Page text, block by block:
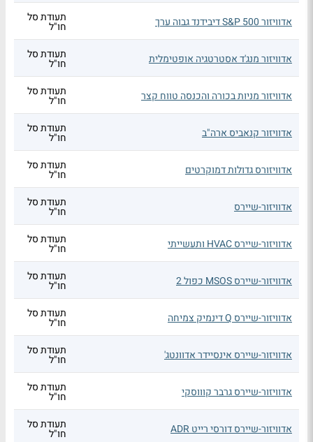
אדוויזור S&P 500 דיבידנד גבוה ערך תעודת סל
חו"ל
אדוויזור מנג'ד אסטרטגיה אופטימלית תעודת סל
חו"ל
אדוויזור מניות בכורה והכנסה טווח קצר תעודת סל
חו"ל
אדוויזור קנאביס ארה"ב תעודת סל
חו"ל
אדוויזורס גדולות דמוקרטים תעודת סל
חו"ל
אדוויזור-שיירס תעודת סל
חו"ל
אדוויזור-שיירס HVAC ותעשייתי תעודת סל
חו"ל
אדוויזור-שיירס MSOS כפול 2 תעודת סל
חו"ל
אדוויזור-שיירס Q דינמיק צמיחה תעודת סל
חו"ל
אדוויזור-שיירס אינסיידר אדוונטג' תעודת סל
חו"ל
אדוויזור-שיירס גרבר קוווסקי תעודת סל
חו"ל
אדוויזור-שיירס דורסי רייט ADR תעודת סל
חו"ל